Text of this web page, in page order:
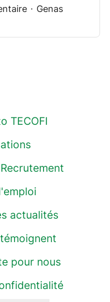
· Genas
TECOFI
actualités
pour nous